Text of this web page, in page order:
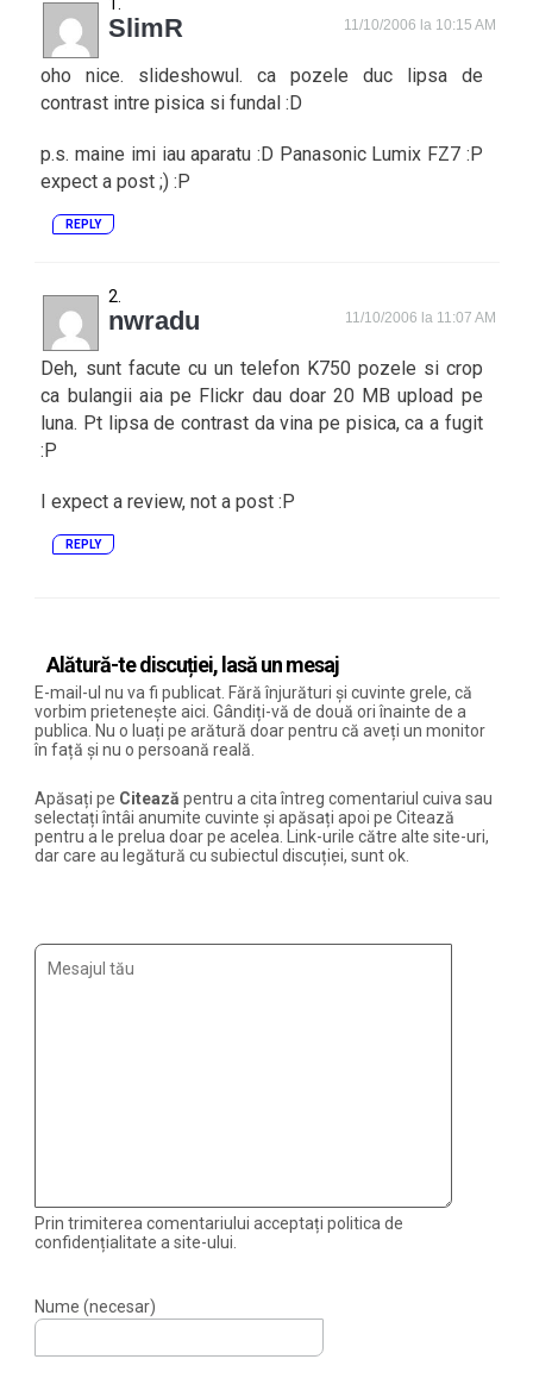
SlimR 11/10/2006 la 10:15 AM
oho nice. slideshowul. ca pozele duc lipsa de
contrast intre pisica si fundal :D
p.s. maine imi iau aparatu :D Panasonic Lumix FZ7 :P
expect a post ;) :P
REPLY
nwradu 11/10/2006 la 11:07 AM
Deh, sunt facute cu un telefon K750 pozele si crop
ca bulangii aia pe Flickr dau doar 20 MB upload pe
luna. Pt lipsa de contrast da vina pe pisica, ca a fugit
:P
I expect a review, not a post :P
REPLY
Alătură-te discuției, lasă un mesaj
E-mail-ul nu va fi publicat. Fără înjurături și cuvinte grele, că
vorbim prietenește aici. Gândiți-vă de două ori înainte de a
publica. Nu o luați pe arătură doar pentru că aveți un monitor
în față și nu o persoană reală.
Apăsați pe Citează pentru a cita întreg comentariul cuiva sau
selectați întâi anumite cuvinte și apăsați apoi pe Citează
pentru a le prelua doar pe acelea. Link-urile către alte site-uri,
dar care au legătură cu subiectul discuției, sunt ok.
Prin trimiterea comentariului acceptați politica de
confidențialitate a site-ului.
Nume (necesar)